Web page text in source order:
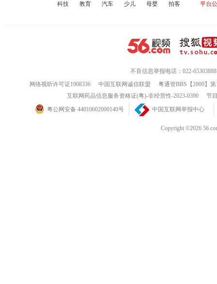
科技
教育 汽车 少儿 母婴 拍客
平台
不良信息举报电话：022-65303888
网络视听许可证1908336
中国互联网诚信联盟
粤通管BBS【2009】
互联网药品信息服务资格证(粤)-非经营性-2023-0390
节
粤公网安备 44010602000140号
中国互联网举报中心
Copyright ©2026